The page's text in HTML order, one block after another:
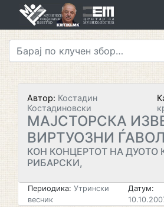
Автор: Костадин
Костадиновски
МАЈСТОРСКА
ВИРТУОЗНИ
КОН КОНЦЕРТОТ НА ДУОТО
РИБАРСКИ,
Периодика: Утрински
весник
Датум: